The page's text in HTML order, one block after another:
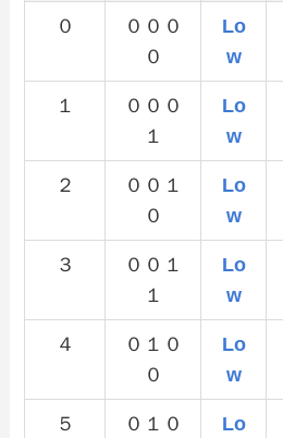
０
０００
０
Lo
w
１
０００
１
Lo
w
２
００１
０
Lo
w
３
００１
１
Lo
w
４
０１０
０
Lo
w
５
０１０
Lo